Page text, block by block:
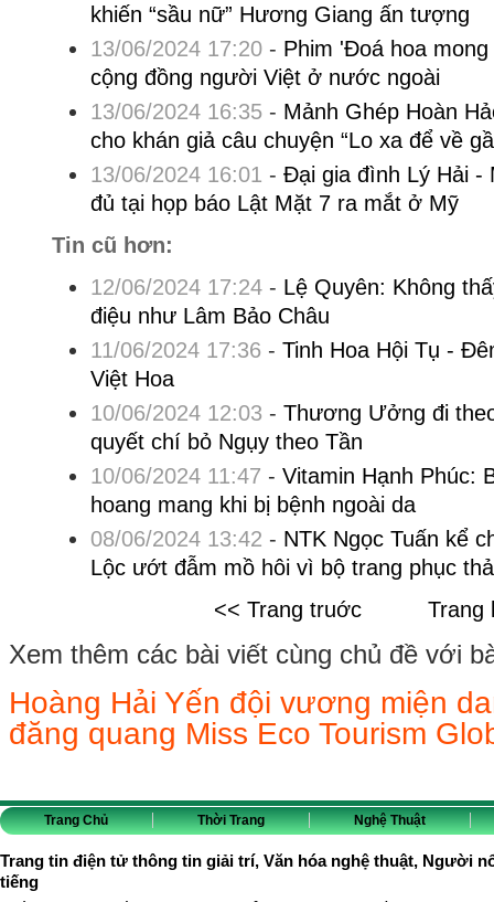
khiến “sầu nữ” Hương Giang ấn tượng
13/06/2024 17:20- Phim 'Đoá hoa
cộng đồng người Việt ở nước ngoài
13/06/2024 16:35- Mảnh Ghép Hoàn
cho khán giả câu chuyện “Lo xa để về
13/06/2024 16:01 - Đại gia đình Lý Hải -
đủ tại họp báo Lật Mặt 7 ra mắt ở Mỹ
Tin cũ hơn:
12/06/2024 17:24- Lệ Quyên: Không
điệu như Lâm Bảo Châu
11/06/2024 17:36 - Tinh Hoa Hội Tụ -
Việt Hoa
10/06/2024 12:03 - Thương Ưởng đi
quyết chí bỏ Ngụy theo Tần
10/06/2024 11:47 - Vitamin Hạnh Phúc:
hoang mang khi bị bệnh ngoài da
08/06/2024 13:42 - NTK Ngọc Tuấn kể
Lộc ướt đẫm mồ hôi vì bộ trang phục
<< Trang truớc
Trang
Xem thêm các bài viết cùng chủ đề với
Hoàng Hải Yến đội vương miện
đăng quang Miss Eco Tourism
Trang Chủ Thời Trang Nghệ Thuật
Trang tin điện tử thông tin giải trí, Văn hóa nghệ thuật, Người
tiếng